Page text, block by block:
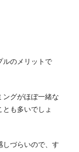
ルのメリットで
ングがほぼ一緒な
も多いでしょ
しづらいので、す